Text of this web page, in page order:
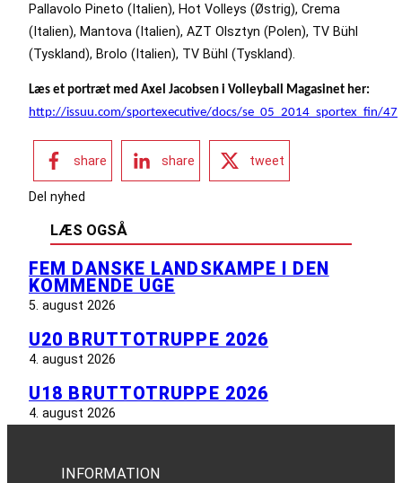
Pallavolo Pineto (Italien), Hot Volleys (Østrig), Crema
(Italien), Mantova (Italien), AZT Olsztyn (Polen), TV Bühl
(Tyskland), Brolo (Italien), TV Bühl (Tyskland).
Læs et portræt med Axel Jacobsen i Volleyball Magasinet her:
http://issuu.com/sportexecutive/docs/se_05_2014_sportex_fin/47
share share tweet
Del nyhed
LÆS OGSÅ
FEM DANSKE LANDSKAMPE I DEN
KOMMENDE UGE
5. august 2026
U20 BRUTTOTRUPPE 2026
4. august 2026
U18 BRUTTOTRUPPE 2026
4. august 2026
INFORMATION